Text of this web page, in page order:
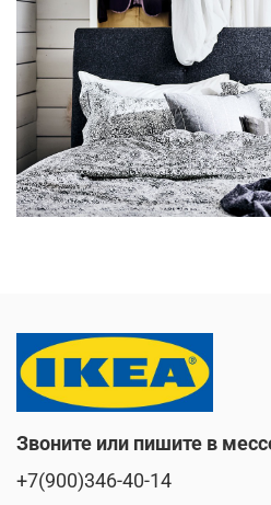
Звоните или пишите в
+7(900)346-40-14